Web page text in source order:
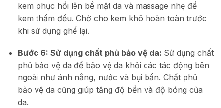
kem phục hồi lên bề mặt da và massage nhẹ để
kem thấm đều. Chờ cho kem khô hoàn toàn trước
khi sử dụng ghế lại.
Bước 6: Sử dụng chất phủ bảo vệ da: Sử dụng chất
phủ bảo vệ da để bảo vệ da khỏi các tác động bên
ngoài như ánh nắng, nước và bụi bẩn. Chất phủ
bảo vệ da cũng giúp tăng độ bền và độ bóng của
da.